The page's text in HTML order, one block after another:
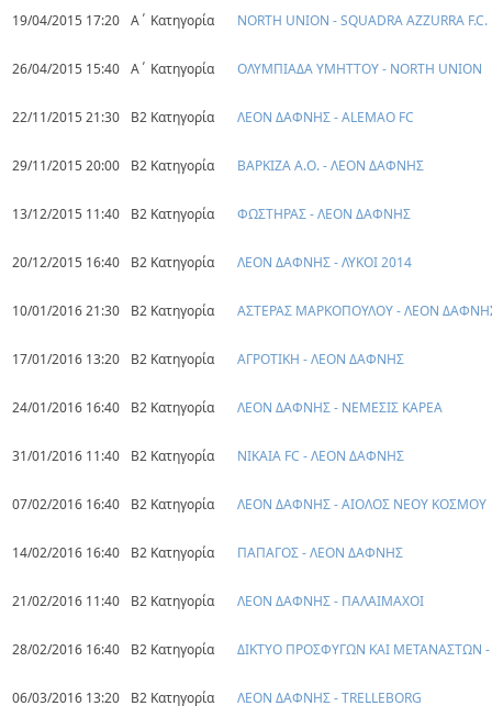
19/04/2015 17:20 Α΄ Κατηγορία NORTH UNION - SQUADRA AZZURRA F.C.
26/04/2015 15:40 Α΄ Κατηγορία ΟΛΥΜΠΙΑΔΑ ΥΜΗΤΤΟΥ - NORTH UNION
22/11/2015 21:30 Β2 Κατηγορία ΛΕΟΝ ΔΑΦΝΗΣ - ALEMAO FC
29/11/2015 20:00 Β2 Κατηγορία ΒΑΡΚΙΖΑ Α.Ο. - ΛΕΟΝ ΔΑΦΝΗΣ
13/12/2015 11:40 Β2 Κατηγορία ΦΩΣΤΗΡΑΣ - ΛΕΟΝ ΔΑΦΝΗΣ
20/12/2015 16:40 Β2 Κατηγορία ΛΕΟΝ ΔΑΦΝΗΣ - ΛΥΚΟΙ 2014
10/01/2016 21:30 Β2 Κατηγορία ΑΣΤΕΡΑΣ ΜΑΡΚΟΠΟΥΛΟΥ - ΛΕΟΝ
17/01/2016 13:20 Β2 Κατηγορία ΑΓΡΟΤΙΚΗ - ΛΕΟΝ ΔΑΦΝΗΣ
24/01/2016 16:40 Β2 Κατηγορία ΛΕΟΝ ΔΑΦΝΗΣ - ΝΕΜΕΣΙΣ ΚΑΡΕΑ
31/01/2016 11:40 Β2 Κατηγορία ΝΙΚΑΙΑ FC - ΛΕΟΝ ΔΑΦΝΗΣ
07/02/2016 16:40 Β2 Κατηγορία ΛΕΟΝ ΔΑΦΝΗΣ - ΑΙΟΛΟΣ ΝΕΟΥ ΚΟΣΜΟΥ
14/02/2016 16:40 Β2 Κατηγορία ΠΑΠΑΓΟΣ - ΛΕΟΝ ΔΑΦΝΗΣ
21/02/2016 11:40 Β2 Κατηγορία ΛΕΟΝ ΔΑΦΝΗΣ - ΠΑΛΑΙΜΑΧΟΙ
28/02/2016 16:40 Β2 Κατηγορία ΔΙΚΤΥΟ ΠΡΟΣΦΥΓΩΝ ΚΑΙ ΜΕΤΑΝΑΣΤΩΝ
06/03/2016 13:20 Β2 Κατηγορία ΛΕΟΝ ΔΑΦΝΗΣ - TRELLEBORG